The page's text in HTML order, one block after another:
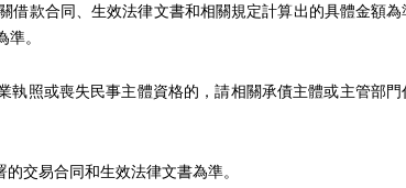
借款合同、生效法律文書和相關規定計算出的具體金額
。
照或喪失民事主體資格的，請相關承債主體或主管部門
交易合同和生效法律文書為準。